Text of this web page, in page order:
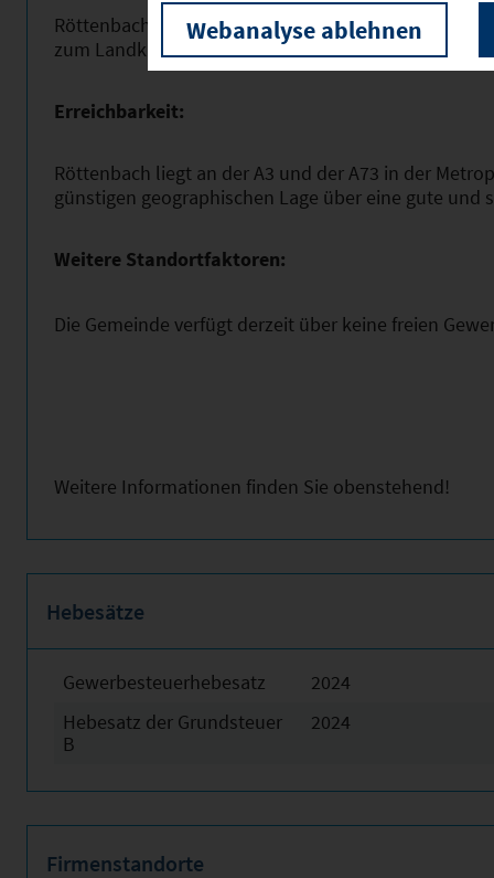
Röttenbach hat heute ca. 4.900 Einwohner sowie
zum Landkreis Erlangen-Höchstadt.
Erreichbarkeit:
Röttenbach liegt an der A3 und der A73 in der
günstigen geographischen Lage über eine gute und
Weitere Standortfaktoren:
Die Gemeinde verfügt derzeit über keine freien
Weitere Informationen finden Sie obenstehend!
Hebesätze
Gewerbesteuerhebesatz 2024
Hebesatz der Grundsteuer
B
2024
Firmenstandorte
Webanalyse ablehnen